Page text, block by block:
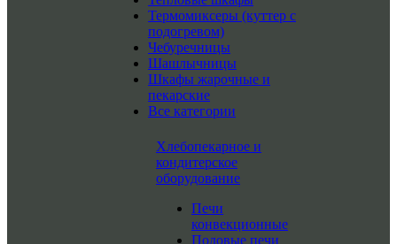
Термомиксеры (куттер с
подогревом)
Чебуречницы
Шашлычницы
Шкафы жарочные и
пекарские
Все категории
Хлебопекарное и
кондитерское
оборудование
Печи
конвекционные
Подовые печи